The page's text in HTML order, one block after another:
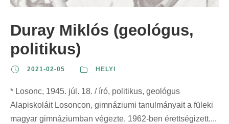
Duray Miklós (geológus,
politikus)
2021-02-05 HELYI
* Losonc, 1945. júl. 18. / író, politikus, geológus
Alapiskoláit Losoncon, gimnáziumi tanulmányait a füleki
magyar gimnáziumban végezte, 1962-ben érettségizett....